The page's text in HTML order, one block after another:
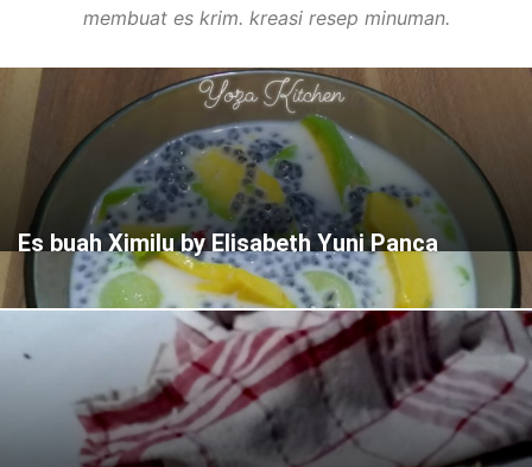
membuat es krim. kreasi resep minuman.
Es buah Ximilu by Elisabeth Yuni Panca